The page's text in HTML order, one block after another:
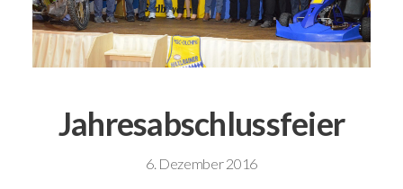
Jahresabschlussfeier
6. Dezember 2016